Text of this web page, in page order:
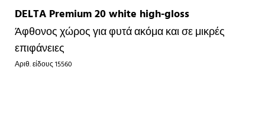
Αναζήτηση
DELTA Premium 20 white high-gloss
Άφθονος χώρος για φυτά ακόμα και σε μικρές
επιφάνειες
Αριθ. είδους15560